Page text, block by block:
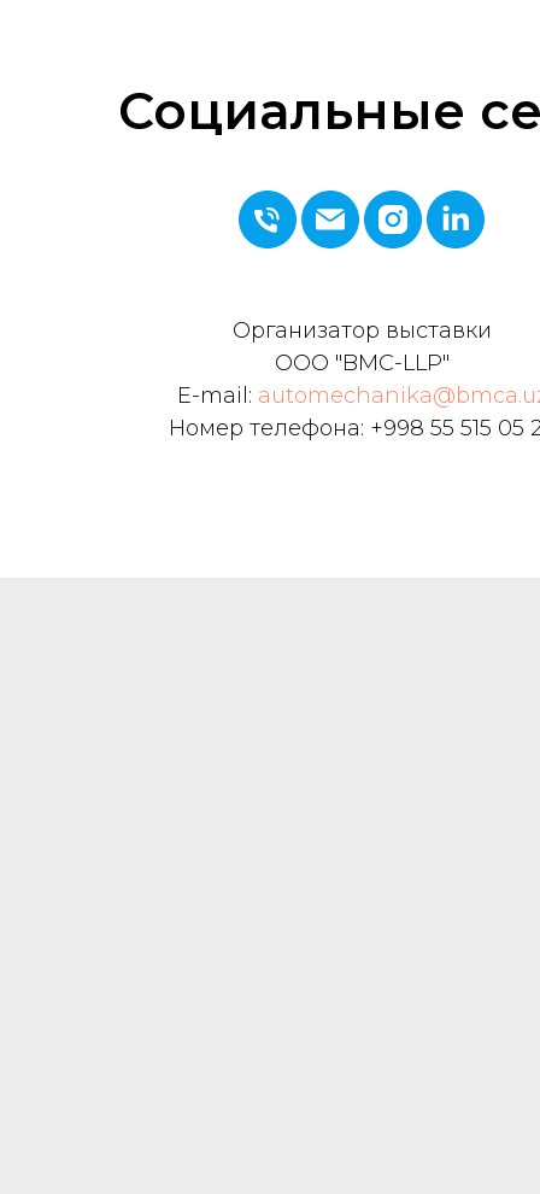
Социальные
Организатор выставки
ООО "BMC-LLP"
E-mail:
Номер телефона: +998 55 515 05